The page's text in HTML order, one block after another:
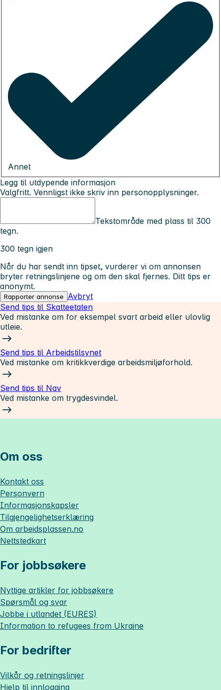
Annet
Legg til utdypende informasjon
Valgfritt. Vennligst ikke skriv inn personopplysninger.
Tekstområde med plass til 300
tegn.
300 tegn igjen
Når du har sendt inn tipset, vurderer vi om annonsen
bryter retningslinjene og om den skal fjernes. Ditt tips er
anonymt.
Rapporter annonse
Avbryt
Send tips til Skatteetaten
Ved mistanke om for eksempel svart arbeid eller ulovlig
utleie.
Send tips til Arbeidstilsynet
Ved mistanke om kritikkverdige arbeidsmiljøforhold.
Send tips til Nav
Ved mistanke om trygdesvindel.
Om oss
Kontakt oss
Personvern
Informasjonskapsler
Tilgjengelighetserklæring
Om arbeidsplassen.no
Nettstedkart
For jobbsøkere
Nyttige artikler for jobbsøkere
Spørsmål og svar
Jobbe i utlandet (EURES)
Information to refugees from Ukraine
For bedrifter
Vilkår og retningslinjer
Hjelp til innlogging